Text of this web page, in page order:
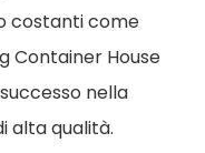
costanti come
Container House
nella
alta qualità.